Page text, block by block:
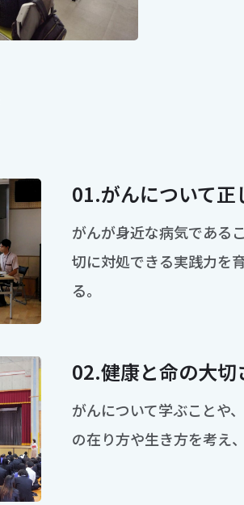
01.がんについて
がんが身近な病気である
切に対処できる実践力を
る。
02.健康と命の大
がんについて学ぶことや
の在り方や生き方を考え